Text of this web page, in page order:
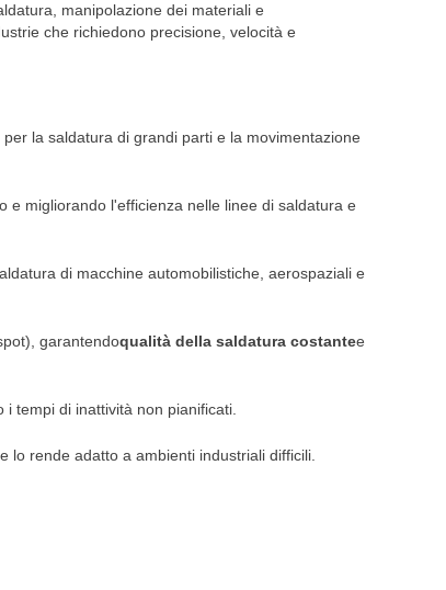
manipolazione dei materiali e
che richiedono precisione, velocità e
per la saldatura di grandi parti e la movimentazione
e migliorando l'efficienza nelle linee di saldatura e
di macchine automobilistiche, aerospaziali e
garantendoqualità della saldatura costantee
tempi di inattività non pianificati.
lo rende adatto a ambienti industriali difficili.